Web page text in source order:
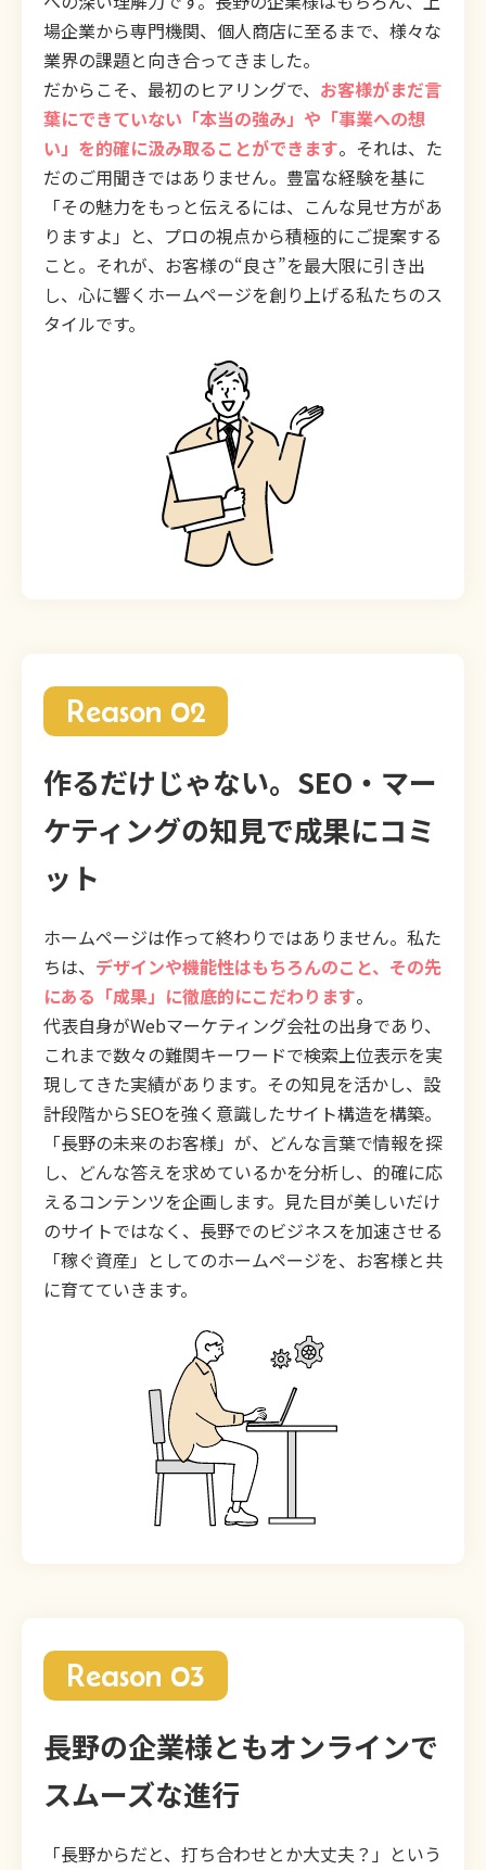
場企業から専門機関、個人商店に至るまで、様々な
業界の課題と向き合ってきました。
だからこそ、最初のヒアリングで、 お客様がまだ言
葉にできていない「本当の強み」や「事業への想
い」を的確に汲み取ることができます。それは、た
だのご用聞きではありません。豊富な経験を基に
「その魅力をもっと伝えるには、こんな見せ方があ
りますよ」と、プロの視点から積極的にご提案する
こと。それが、お客様の“良さ”を最大限に引き出
し、心に響くホームページを創り上げる私たちのス
タイルです。
Reason 02
作るだけじゃない。SEO・マー
ケティングの知見で成果にコミ
ット
ホームページは作って終わりではありません。私た
ちは、 デザインや機能性はもちろんのこと、その先
にある「成果」に徹底的にこだわります。
代表自身がWebマーケティング会社の出身であり、
これまで数々の難関キーワードで検索上位表示を実
現してきた実績があります。その知見を活かし、設
計段階からSEOを強く意識したサイト構造を構築。
「長野の未来のお客様」が、どんな言葉で情報を探
し、どんな答えを求めているかを分析し、的確に応
えるコンテンツを企画します。見た目が美しいだけ
のサイトではなく、長野でのビジネスを加速させる
「稼ぐ資産」としてのホームページを、お客様と共
に育てていきます。
Reason 03
長野の企業様ともオンラインで
スムーズな進行
「長野からだと、打ち合わせとか大丈夫？」という